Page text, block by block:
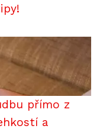
přímo z
a